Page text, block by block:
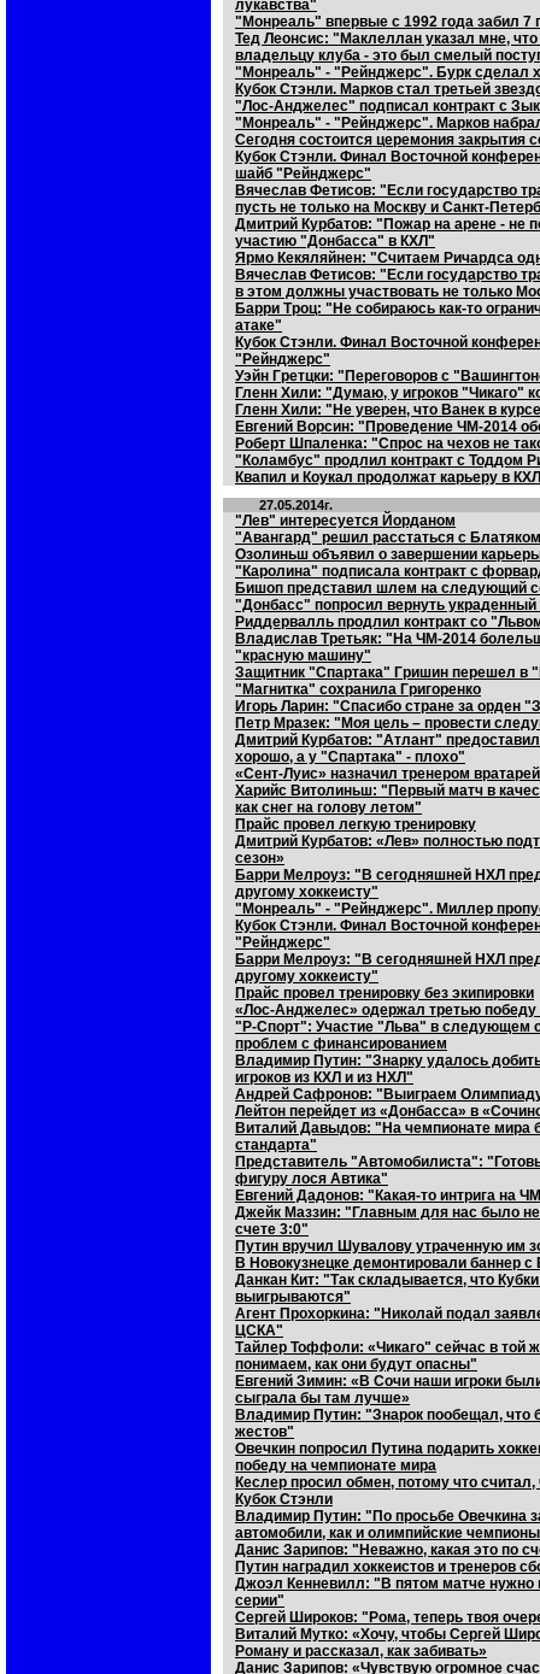
лукавства"
"Монреаль" впервые с 1992 года забил
Тед Леонсис: "Маклеллан указал мне,
владельцу клуба - это был смелый
"Монреаль" - "Рейнджерс". Бурк сделал
Кубок Стэнли. Марков стал третьей
"Лос-Анджелес" подписал контракт с
"Монреаль" - "Рейнджерс". Марков
Сегодня состоится церемония закрытия
Кубок Стэнли. Финал Восточной
шайб "Рейнджерс"
Вячеслав Фетисов: "Если государство
пусть не только на Москву и Санкт-
Дмитрий Курбатов: "Пожар на арене - не
участию "Донбасса" в КХЛ"
Ярмо Кекяляйнен: "Считаем Ричардса
Вячеслав Фетисов: "Если государство
в этом должны участвовать не только
Барри Троц: "Не собираюсь как-то
атаке"
Кубок Стэнли. Финал Восточной
"Рейнджерс"
Уэйн Гретцки: "Переговоров с
Гленн Хили: "Думаю, у игроков "Чикаго"
Гленн Хили: "Не уверен, что Ванек в
Евгений Ворсин: "Проведение ЧМ-2014
Роберт Шпаленка: "Спрос на чехов не
"Коламбус" продлил контракт с Тоддом
Квапил и Коукал продолжат карьеру в КХЛ
27.05.2014г.
"Лев" интересуется Йорданом
"Авангард" решил расстаться с Блатяком
Озолиньш объявил о завершении
"Каролина" подписала контракт с
Бишоп представил шлем на следующий
"Донбасс" попросил вернуть
Риддервалль продлил контракт со
Владислав Третьяк: "На ЧМ-2014
"красную машину"
Защитник "Спартака" Гришин перешел в
"Магнитка" сохранила Григоренко
Игорь Ларин: "Спасибо стране за орден
Петр Мразек: "Моя цель – провести
Дмитрий Курбатов: "Атлант"
хорошо, а у "Спартака" - плохо"
«Сент-Луис» назначил тренером
Харийс Витолиньш: "Первый матч в
как снег на голову летом"
Прайс провел легкую тренировку
Дмитрий Курбатов: «Лев» полностью
сезон»
Барри Мелроуз: "В сегодняшней НХЛ
другому хоккеисту"
"Монреаль" - "Рейнджерс". Миллер
Кубок Стэнли. Финал Восточной
"Рейнджерс"
Барри Мелроуз: "В сегодняшней НХЛ
другому хоккеисту"
Прайс провел тренировку без экипировки
«Лос-Анджелес» одержал третью победу
"Р-Спорт": Участие "Льва" в следующем
проблем с финансированием
Владимир Путин: "Знарку удалось
игроков из КХЛ и из НХЛ"
Андрей Сафронов: "Выиграем
Лейтон перейдет из «Донбасса» в
Виталий Давыдов: "На чемпионате мира
стандарта"
Представитель "Автомобилиста":
фигуру лося Автика"
Евгений Дадонов: "Какая-то интрига на
Джейк Маззин: "Главным для нас было
счете 3:0"
Путин вручил Шувалову утраченную им
В Новокузнецке демонтировали баннер
Данкан Кит: "Так складывается, что
выигрываются"
Агент Прохоркина: "Николай подал
ЦСКА"
Тайлер Тоффоли: «Чикаго" сейчас в той
понимаем, как они будут опасны"
Евгений Зимин: «В Сочи наши игроки
сыграла бы там лучше»
Владимир Путин: "Знарок пообещал, что
жестов"
Овечкин попросил Путина подарить
победу на чемпионате мира
Кеслер просил обмен, потому что
Кубок Стэнли
Владимир Путин: "По просьбе Овечкина
автомобили, как и олимпийские
Данис Зарипов: "Неважно, какая это по
Путин наградил хоккеистов и тренеров
Джоэл Кенневилл: "В пятом матче нужно
серии"
Сергей Широков: "Рома, теперь твоя
Виталий Мутко: «Хочу, чтобы Сергей
Роману и рассказал, как забивать»
Данис Зарипов: «Чувствую огромное